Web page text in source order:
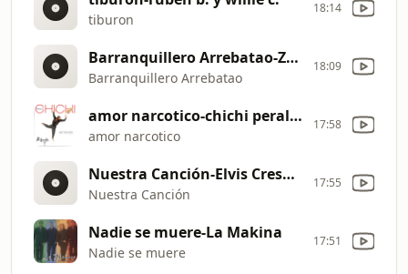
tiburon
18:14
Barranquillero Arrebatao-Zarabanda
Barranquillero Arrebatao
18:09
amor narcotico-chichi peralta
amor narcotico
17:58
Nuestra Canción-Elvis Crespo, Jerry Rivera 03-2025
Nuestra Canción
17:55
Nadie se muere-La Makina
Nadie se muere
17:51